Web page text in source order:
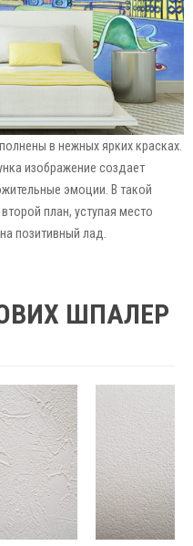
в нежных ярких красках.
изображение создает
эмоции. В такой
план, уступая место
позитивный лад.
ШПАЛЕР